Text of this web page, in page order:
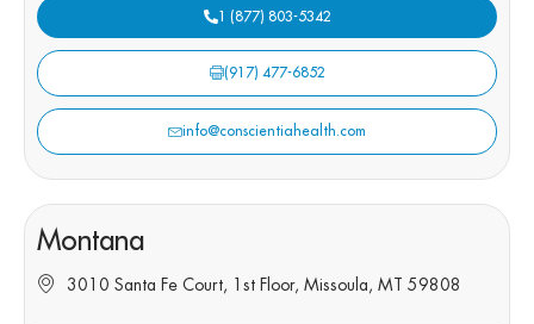
1 (877) 803-5342
(917) 477-6852
info@conscientiahealth.com
Montana
3010 Santa Fe Court, 1st Floor, Missoula, MT 59808